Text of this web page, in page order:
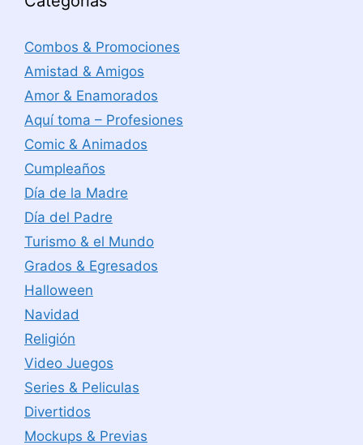
Combos & Promociones
Amistad & Amigos
Amor & Enamorados
Aquí toma – Profesiones
Comic & Animados
Cumpleaños
Día de la Madre
Día del Padre
Turismo & el Mundo
Grados & Egresados
Halloween
Navidad
Religión
Video Juegos
Series & Peliculas
Divertidos
Mockups & Previas